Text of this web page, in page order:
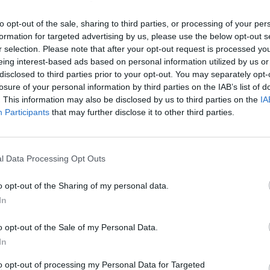
opt-out of the sale, sharing to third parties, or processing of your
for targeted advertising by us, please use the below opt-out
selection. Please note that after your opt-out request is processed
interest-based ads based on personal information utilized by us
to third parties prior to your opt-out. You may separately
of your personal information by third parties on the IAB’s list of
This information may also be disclosed by us to third parties on the
Participants that may further disclose it to other third parties.
Data Processing Opt Outs
opt-out of the Sharing of my personal data.
opt-out of the Sale of my Personal Data.
opt-out of processing my Personal Data for Targeted
viral y desaparece por sí sola sin
por una infección bacteriana, se
la inflamación del nervio que conecta el
laberinto en sí también puede estar
una infección viral.
causar otros síntomas, tales como
y náuseas (ganas de vomitar).
de audición.
pero puede tomar de tres a seis semanas